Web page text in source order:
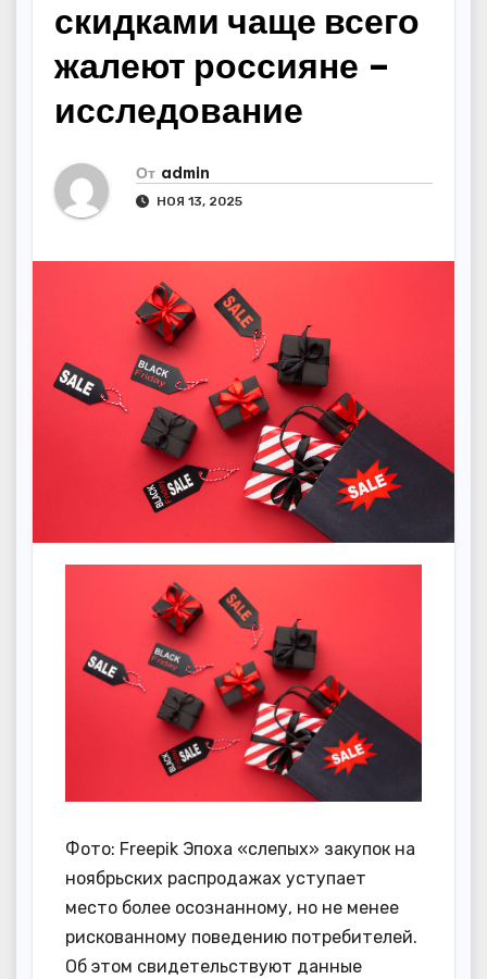
скидками чаще всего
жалеют россияне –
исследование
От admin
НОЯ 13, 2025
Фото: Freepik Эпоха «слепых» закупок на
ноябрьских распродажах уступает
место более осознанному, но не менее
рискованному поведению потребителей.
Об этом свидетельствуют данные